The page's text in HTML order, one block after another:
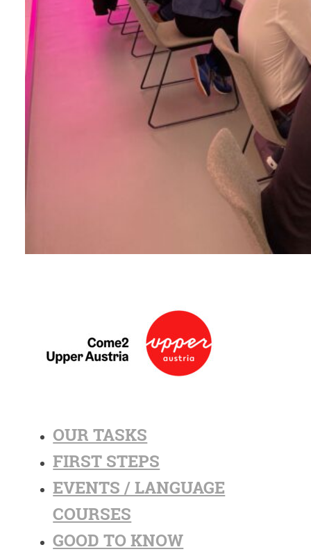
OUR TASKS
FIRST STEPS
EVENTS / LANGUAGE
COURSES
GOOD TO KNOW